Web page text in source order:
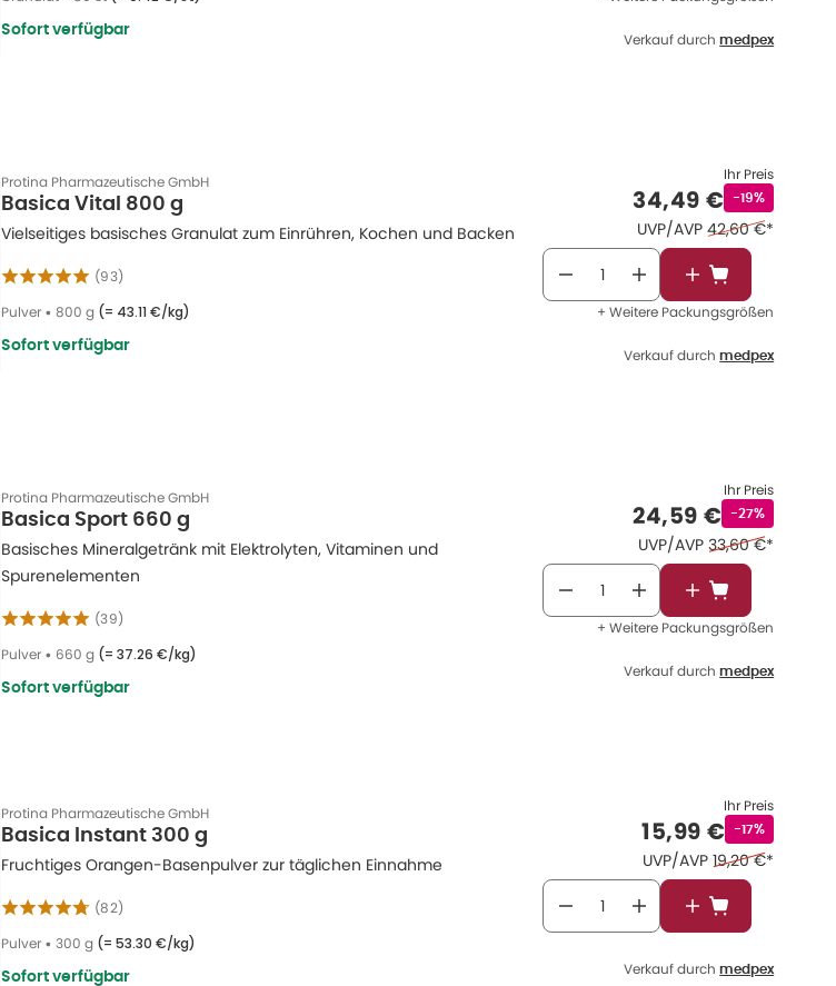
Sofort verfügbar Verkauf durch medpex
Protina Pharmazeutische GmbH
Basica Vital 800 g
Vielseitiges basisches Granulat zum Einrühren, Kochen und Backen
(93)
Pulver • 800 g (= 43.11 €/kg)
Sofort verfügbar
Ihr Preis
Verkaufspreis
34,49 €Rabattstempel
-19%
UVP/AVP Ehemaliger Preis
42,60 €*
In den
+ Weitere Packungsgrößen
Verkauf durch medpex
Protina Pharmazeutische GmbH
Basica Sport 660 g
Basisches Mineralgetränk mit Elektrolyten, Vitaminen und
Spurenelementen
(39)
Pulver • 660 g (= 37.26 €/kg)
Sofort verfügbar
Ihr Preis
Verkaufspreis
24,59 €Rabattstempel
-27%
UVP/AVP Ehemaliger Preis
33,60 €*
In den
+ Weitere Packungsgrößen
Verkauf durch medpex
Protina Pharmazeutische GmbH
Basica Instant 300 g
Fruchtiges Orangen-Basenpulver zur täglichen Einnahme
(82)
Pulver • 300 g (= 53.30 €/kg)
Sofort verfügbar
Ihr Preis
Verkaufspreis
15,99 € -17%
UVP/AVP Ehemaliger
19,20 €*
In den
Verkauf durch medpex